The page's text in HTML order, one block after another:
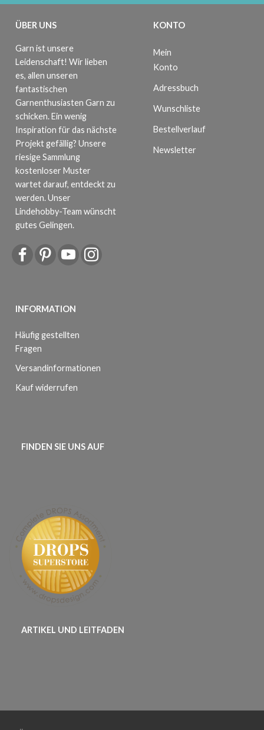
ÜBER UNS
Garn ist unsere
Leidenschaft! Wir lieben
es, allen unseren
fantastischen
Garnenthusiasten Garn zu
schicken. Ein wenig
Inspiration für das nächste
Projekt gefällig? Unsere
riesige Sammlung
kostenloser Muster
wartet darauf, entdeckt zu
werden. Unser
Lindehobby-Team wünscht
gutes Gelingen.
INFORMATION
Häufig gestellten
Fragen
Versandinformationen
Kauf widerrufen
KONTO
Mein
Konto
Adressbuch
Wunschliste
Bestellverlauf
Newsletter
FINDEN SIE UNS AUF
ARTIKEL UND LEITFADEN